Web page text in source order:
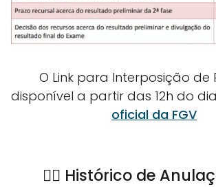
O Link para Interposição de
disponível a partir das 12h do
oficial da FGV
🕵‍♂ Histórico de